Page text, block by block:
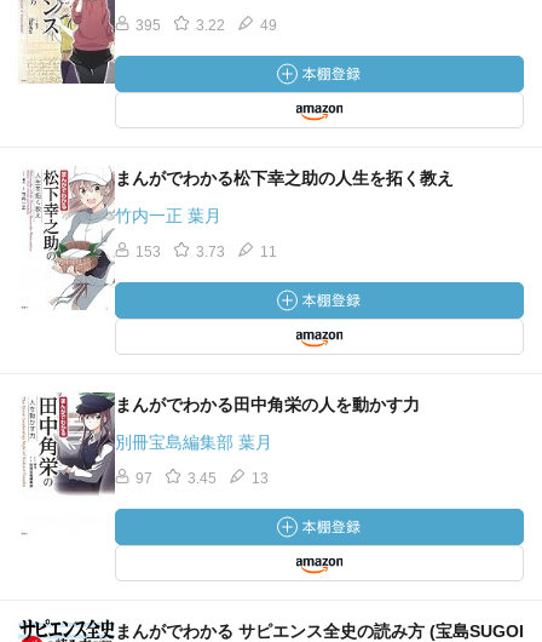
395 3.22 49
まんがでわかる松下幸之助の人生を拓く教え
竹内一正 葉月
153 3.73 11
まんがでわかる田中角栄の人を動かす力
別冊宝島編集部 葉月
97 3.45 13
まんがでわかる サピエンス全史の読み方 (宝島SUGOI